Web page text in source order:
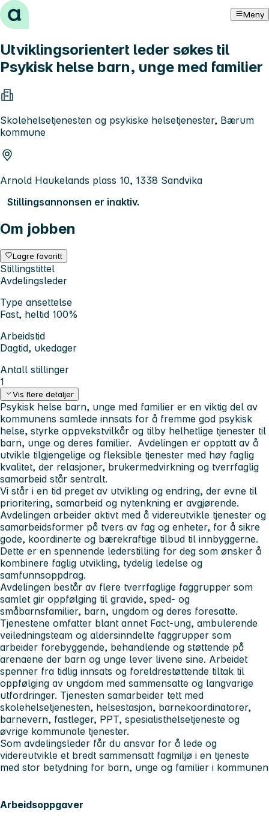
Hopp til innhold Meny
Utviklingsorientert leder søkes til
Psykisk helse barn, unge med familier
Skolehelsetjenesten og psykiske helsetjenester, Bærum
kommune
Arnold Haukelands plass 10, 1338 Sandvika
Stillingsannonsen er inaktiv.
Om jobben
Lagre favoritt
Stillingstittel
Avdelingsleder
Type ansettelse
Fast, heltid 100%
Arbeidstid
Dagtid, ukedager
Antall stillinger
1
Vis flere detaljer
Psykisk helse barn, unge med familier er en viktig del av
kommunens samlede innsats for å fremme god psykisk
helse, styrke oppvekstvilkår og tilby helhetlige tjenester til
barn, unge og deres familier. Avdelingen er opptatt av å
utvikle tilgjengelige og fleksible tjenester med høy faglig
kvalitet, der relasjoner, brukermedvirkning og tverrfaglig
samarbeid står sentralt.
Vi står i en tid preget av utvikling og endring, der evne til
prioritering, samarbeid og nytenkning er avgjørende.
Avdelingen arbeider aktivt med å videreutvikle tjenester og
samarbeidsformer på tvers av fag og enheter, for å sikre
gode, koordinerte og bærekraftige tilbud til innbyggerne.
Dette er en spennende lederstilling for deg som ønsker å
kombinere faglig utvikling, tydelig ledelse og
samfunnsoppdrag.
Avdelingen består av flere tverrfaglige faggrupper som
samlet gir oppfølging til gravide, sped- og
småbarnsfamilier, barn, ungdom og deres foresatte.
Tjenestene omfatter blant annet Fact-ung, ambulerende
veiledningsteam og aldersinndelte faggrupper som
arbeider forebyggende, behandlende og støttende på
arenaene der barn og unge lever livene sine. Arbeidet
spenner fra tidlig innsats og foreldrestøttende tiltak til
oppfølging av ungdom med sammensatte og langvarige
utfordringer. Tjenesten samarbeider tett med
skolehelsetjenesten, helsestasjon, barnekoordinatorer,
barnevern, fastleger, PPT, spesialisthelsetjeneste og
øvrige kommunale tjenester.
Som avdelingsleder får du ansvar for å lede og
videreutvikle et bredt sammensatt fagmiljø i en tjeneste
med stor betydning for barn, unge og familier i kommunen
Arbeidsoppgaver